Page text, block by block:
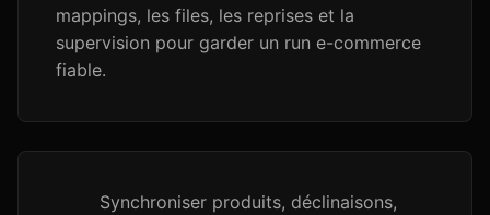
mappings, les files, les reprises et la
supervision pour garder un run e-commerce
fiable.
Synchroniser produits, déclinaisons,